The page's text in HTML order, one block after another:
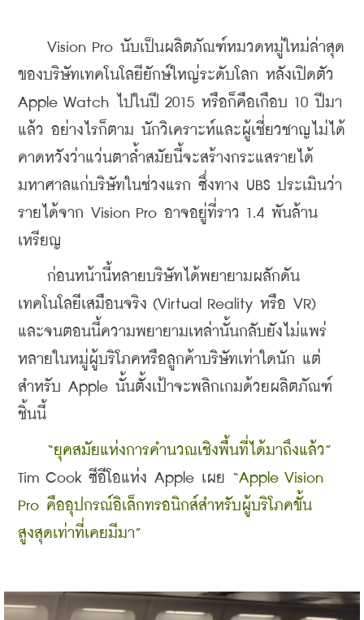
Vision Pro นับเป็นผลิตภัณฑ์หมวดหมู่ใหม่ล่าสุด
ของบริษัทเทคโนโลยียักษ์ใหญ่ระดับโลก หลังเปิดตัว
Apple Watch ไปในปี 2015 หรือก็คือเกือบ 10 ปีมา
แล้ว อย่างไรก็ตาม นักวิเคราะห์และผู้เชี่ยวชาญไม่ได้
คาดหวังว่าแว่นตาล้ำสมัยนี้จะสร้างกระแสรายได้
มหาศาลแก่บริษัทในช่วงแรก ซึ่งทาง UBS ประเมินว่า
รายได้จาก Vision Pro อาจอยู่ที่ราว 1.4 พันล้าน
เหรียญ
ก่อนหน้านี้หลายบริษัทได้พยายามผลักดัน
เทคโนโลยีเสมือนจริง (Virtual Reality หรือ VR)
และจนตอนนี้ความพยายามเหล่านั้นกลับยังไม่แพร่
หลายในหมู่ผู้บริโภคหรือลูกค้าบริษัทเท่าใดนัก แต่
สำหรับ Apple นั้นตั้งเป้าจะพลิกเกมด้วยผลิตภัณฑ์
ชิ้นนี้
“ยุคสมัยแห่งการคำนวณเชิงพื้นที่ได้มาถึงแล้ว”
Tim Cook ซีอีโอแห่ง Apple เผย “Apple Vision
Pro คืออุปกรณ์อิเล็กทรอนิกส์สำหรับผู้บริโภคขั้น
สูงสุดเท่าที่เคยมีมา”